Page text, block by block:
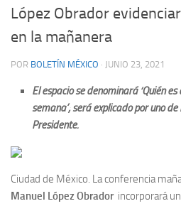
López Obrador
en la mañanera
POR BOLETÍN MÉXICO · JUNIO 23, 2021
El espacio se denominará ‘Quién
semana’; será explicado por uno
Presidente.
Ciudad de México. La conferencia
Manuel López Obradorincorporará